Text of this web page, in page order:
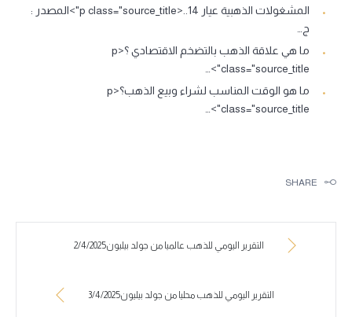
المشغولات الذهبية عيار 14..<p class="source_title">المصدر :
ج…
ما هي علاقة الذهب بالتضخم الاقتصادي ؟<p
class="source_title">…
ما هو الوقت المناسب لشراء وبيع الذهب؟<p
class="source_title">…
SHARE
التقرير اليومي للذهب عالميا من جولد بيليون2/4/2025
التقرير اليومي للذهب محليا من جولد بيليون3/4/2025